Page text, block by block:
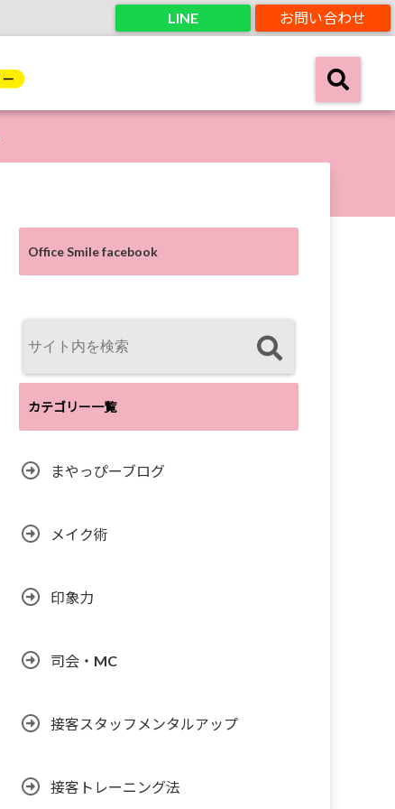
お問い合わせ
LINE
Office Smile facebook
カテゴリー一覧
まやっぴーブログ
メイク術
印象力
司会・MC
接客スタッフメンタルアップ
接客トレーニング法